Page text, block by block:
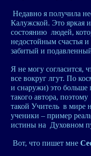
Недавно я получила
Калужской. Это яркая
состоянию людей,
недостойным счастья
забитый и
Я не могу согласится,
все вокруг лгут. По
и снаружи) это больше
такого автора,
такой Учитель в мире
ученики – пример
истины на Духовном
Вот, что пишет мне